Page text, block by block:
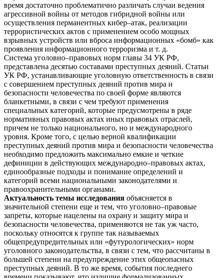
время достаточно проблематично различать случаи ведения
агрессивной войны от методов гибридной войны или
осуществления перманентных кибер–атак, реализации
террористических актов с применением особо мощных
взрывных устройств или вброса информационных «бомб» как
проявления информационного терроризма и т. д.
Система уголовно–правовых норм главы 34 УК РФ,
представлена десятью составами преступных деяний. Статьи
УК РФ, устанавливающие уголовную ответственность в связи
с совершением преступных деяний против мира и
безопасности человечества по своей форме являются
бланкетными, в связи с чем требуют применения
специальных категорий, которые предусмотрены в ряде
нормативных правовых актах иных правовых отраслей,
причем не только национального, но и международного
уровня. Кроме того, с целью верной квалификации
преступных деяний против мира и безопасности человечества
необходимо предложить максимально емкие и четкие
дефиниции в действующих международно–правовых актах,
единообразные подходы и понимание определений и
категорий всеми национальными законодателями и
правоохранительными органами.
Актуальность темы исследования объясняется в
значительной степени еще и тем, что уголовно–правовые
запреты, которые нацелены на охрану и защиту мира и
безопасности человечества, применяются не так уж часто,
поскольку относятся к группе так называемых
общепредупредительных или «футурологических» норм
уголовного законодательства, в связи с тем, что рассчитаны в
большей степени на предупреждение этих общеопасных
преступных деяний. В то же время, события последнего